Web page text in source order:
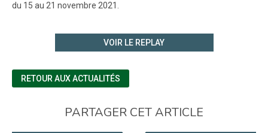
du 15 au 21 novembre 2021.
VOIR LE REPLAY
RETOUR AUX ACTUALITÉS
PARTAGER CET ARTICLE